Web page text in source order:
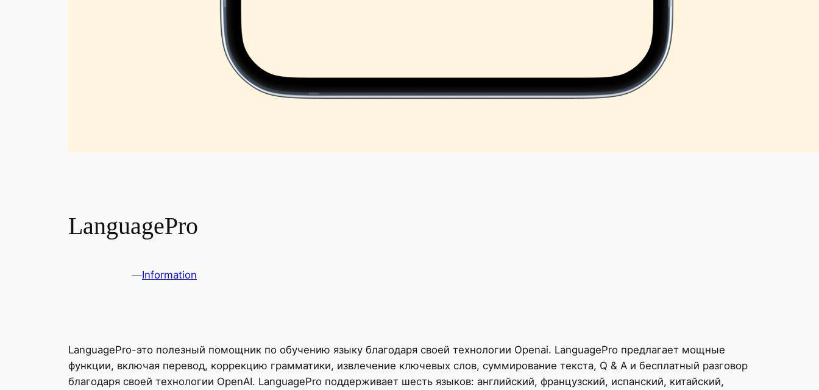
LanguagePro
—Information
LanguagePro-это полезный помощник по обучению языку благодаря своей технологии Openai. LanguagePro предлагает мощные
функции, включая перевод, коррекцию грамматики, извлечение ключевых слов, суммирование текста, Q & A и бесплатный разговор
благодаря своей технологии OpenAI. LanguagePro поддерживает шесть языков: английский, французский, испанский, китайский,